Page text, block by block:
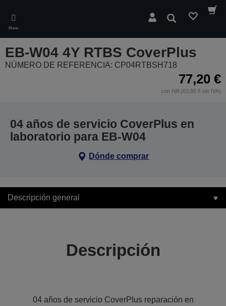
main
content
Menú
Buscar
EB-W04 4Y RTBS CoverPlus
NÚMERO DE REFERENCIA: CP04RTBSH718
77,20 €
con IVA (63,80 € sin IVA)
04 años de servicio CoverPlus en
laboratorio para EB-W04
Dónde comprar
Descripción general
Descripción
04 años de servicio CoverPlus reparación en